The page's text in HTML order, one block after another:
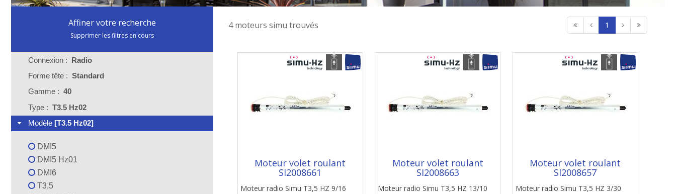
Affiner votre recherche
Supprimer les filtres en cours
Connexion : Radio
Forme tête : Standard
Gamme : 40
Type : T3.5 Hz02
Modèle [T3.5 Hz02]
DMI5
DMI5 Hz01
DMI6
T3,5
4 moteurs simu trouvés 1
Moteur volet roulant
SI2008661
Moteur radio Simu T3,5 HZ 9/16
Moteur volet roulant
SI2008663
Moteur radio Simu T3,5 HZ 13/10
Moteur volet roulant
SI2008657
Moteur radio Simu T3,5 HZ 3/30